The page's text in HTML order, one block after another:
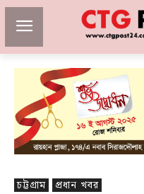
চট্টগ্রাম প্রধান খবর